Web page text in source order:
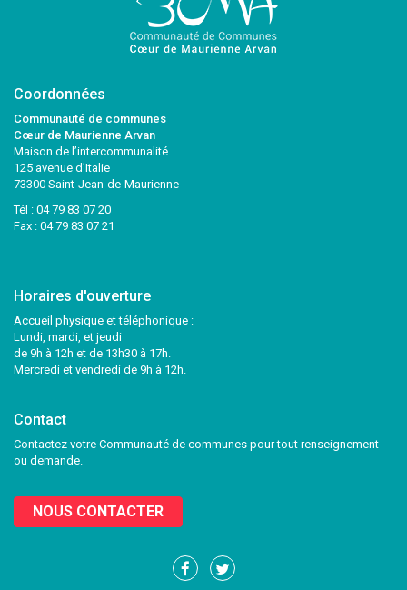
Coordonnées
Communauté de communes
Cœur de Maurienne Arvan
Maison de l’intercommunalité
125 avenue d’Italie
73300 Saint-Jean-de-Maurienne
Tél : 04 79 83 07 20
Fax : 04 79 83 07 21
Horaires d'ouverture
Accueil physique et téléphonique :
Lundi, mardi, et jeudi
de 9h à 12h et de 13h30 à 17h.
Mercredi et vendredi de 9h à 12h.
Contact
Contactez votre Communauté de communes pour tout renseignement
ou demande.
NOUS CONTACTER
Lien
Lien